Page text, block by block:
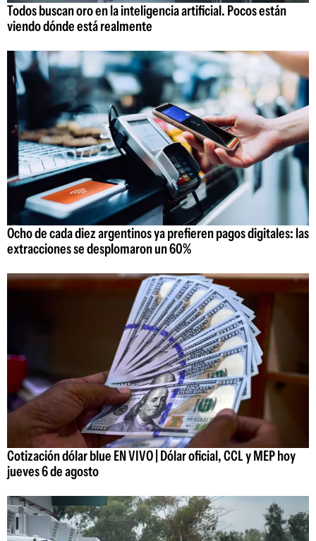
Todos buscan oro en la inteligencia artificial. Pocos están
viendo dónde está realmente
Ocho de cada diez argentinos ya prefieren pagos digitales: las
extracciones se desplomaron un 60%
Cotización dólar blue EN VIVO | Dólar oficial, CCL y MEP hoy
jueves 6 de agosto